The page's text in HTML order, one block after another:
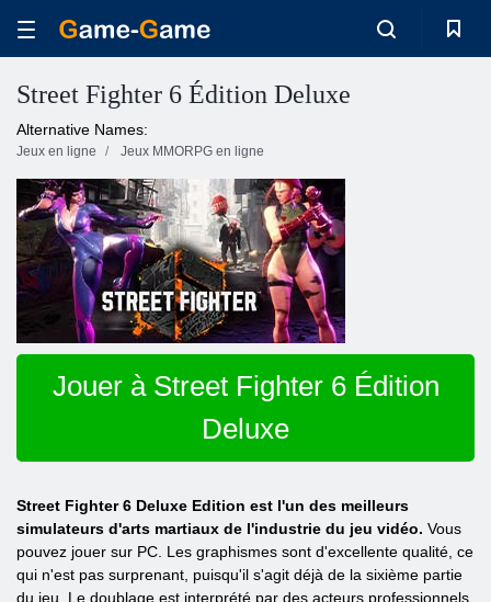
Street Fighter 6 Édition Deluxe
Alternative Names:
Jeux en ligne Jeux MMORPG en ligne
Jouer à Street Fighter 6 Édition
Deluxe
Street Fighter 6 Deluxe Edition est l'un des meilleurs
simulateurs d'arts martiaux de l'industrie du jeu vidéo. Vous
pouvez jouer sur PC. Les graphismes sont d'excellente qualité, ce
qui n'est pas surprenant, puisqu'il s'agit déjà de la sixième partie
du jeu. Le doublage est interprété par des acteurs professionnels